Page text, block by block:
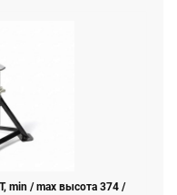
min / max высота 374 /